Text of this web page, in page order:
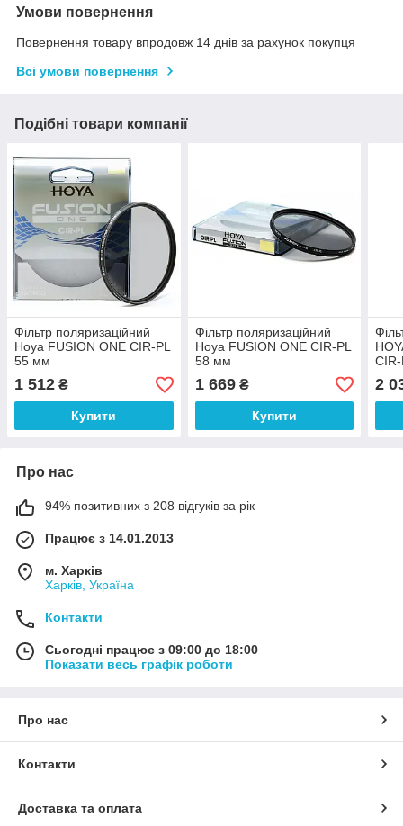
Умови повернення
Повернення товару впродовж 14 днів за рахунок покупця
Всі умови повернення
Подібні товари компанії
Фільтр поляризаційний
Hoya FUSION ONE CIR-PL
55 мм
1 512 ₴
Купити
Фільтр поляризаційний
Hoya FUSION ONE CIR-PL
58 мм
1 669₴
Купити
2
Про нас
94% позитивних з 208 відгуків за рік
Працює з 14.01.2013
м. Харків
Харків, Україна
Контакти
Сьогодні працює з 09:00 до 18:00
Показати весь графік роботи
Про нас
Контакти
Доставка та оплата